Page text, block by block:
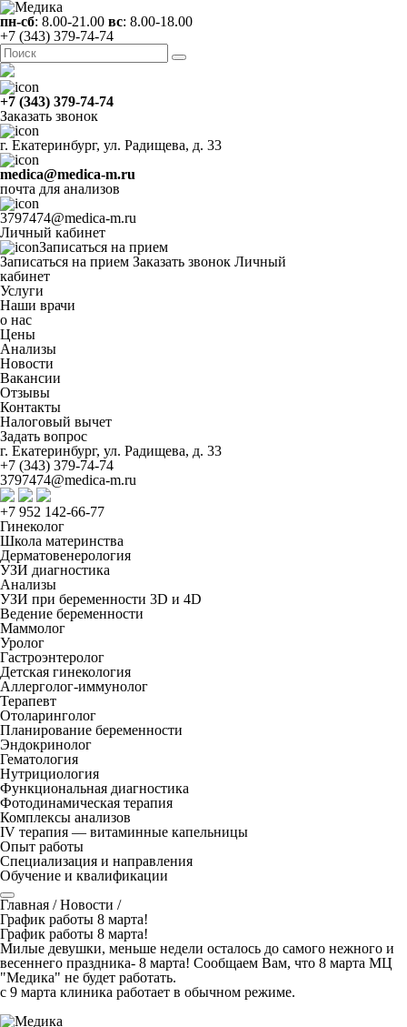
пн-сб: 8.00-21.00 вс: 8.00-18.00
+7 (343) 379-74-74
+7 (343) 379-74-74
Заказать звонок
г. Екатеринбург, ул. Радищева, д. 33
medica@medica-m.ru
почта для анализов
3797474@medica-m.ru
Личный кабинет
Записаться на прием
Записаться на прием Заказать звонок Личный
кабинет
Услуги
Наши врачи
о нас
Цены
Анализы
Новости
Вакансии
Отзывы
Контакты
Налоговый вычет
Задать вопрос
г. Екатеринбург, ул. Радищева, д. 33
+7 (343) 379-74-74
3797474@medica-m.ru
+7 952 142-66-77
Гинеколог
Школа материнства
Дерматовенерология
УЗИ диагностика
Анализы
УЗИ при беременности 3D и 4D
Ведение беременности
Маммолог
Уролог
Гастроэнтеролог
Детская гинекология
Аллерголог-иммунолог
Терапевт
Отоларинголог
Планирование беременности
Эндокринолог
Гематология
Нутрициология
Функциональная диагностика
Фотодинамическая терапия
Комплексы анализов
IV терапия — витаминные капельницы
Опыт работы
Специализация и направления
Обучение и квалификации
Главная /Новости /
График работы 8 марта!
График работы 8 марта!
Милые девушки, меньше недели осталось до самого нежного и
весеннего праздника- 8 марта! Сообщаем Вам, что 8 марта МЦ
"Медика" не будет работать.
с 9 марта клиника работает в обычном режиме.